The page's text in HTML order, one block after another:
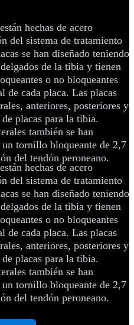
hechas de acero
del sistema de tratamiento
se han diseñado teniendo
de la tibia y tienen
o no bloqueantes
de cada placa. Las placas
anteriores, posteriores y
placas para la tibia.
también se han
tornillo bloqueante de 2,7
del tendón peroneano.
hechas de acero
del sistema de tratamiento
se han diseñado teniendo
de la tibia y tienen
o no bloqueantes
de cada placa. Las placas
anteriores, posteriores y
placas para la tibia.
también se han
tornillo bloqueante de 2,7
del tendón peroneano.